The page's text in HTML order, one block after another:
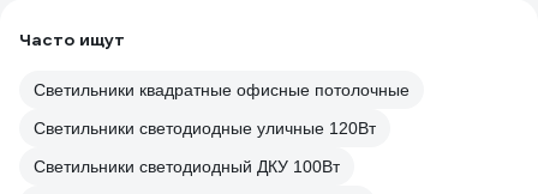
Часто ищут
Светильники квадратные офисные потолочные
Светильники светодиодные уличные 120Вт
Светильники светодиодный ДКУ 100Вт